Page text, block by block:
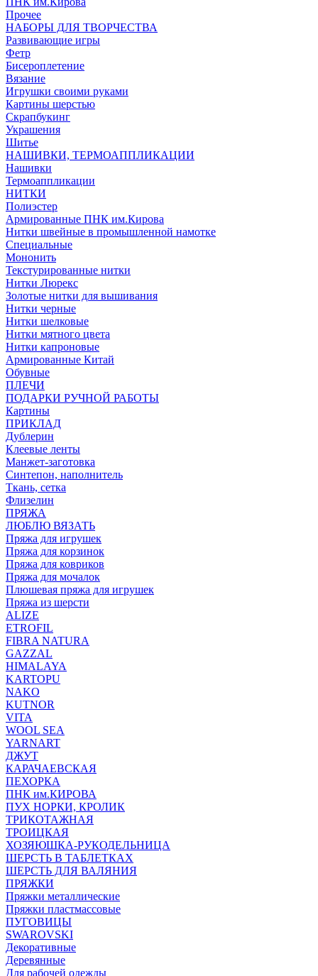
Прочее
НАБОРЫ ДЛЯ ТВОРЧЕСТВА
Развивающие игры
Фетр
Бисероплетение
Вязание
Игрушки своими руками
Картины шерстью
Скрапбукинг
Украшения
Шитье
НАШИВКИ, ТЕРМОАППЛИКАЦИИ
Нашивки
Термоаппликации
НИТКИ
Полиэстер
Армированные ПНК им.Кирова
Нитки швейные в промышленной намотке
Специальные
Мононить
Текстурированные нитки
Нитки Люрекс
Золотые нитки для вышивания
Нитки черные
Нитки шелковые
Нитки мятного цвета
Нитки капроновые
Армированные Китай
Обувные
ПЛЕЧИ
ПОДАРКИ РУЧНОЙ РАБОТЫ
Картины
ПРИКЛАД
Дублерин
Клеевые ленты
Манжет-заготовка
Синтепон, наполнитель
Ткань, сетка
Флизелин
ПРЯЖА
ЛЮБЛЮ ВЯЗАТЬ
Пряжа для игрушек
Пряжа для корзинок
Пряжа для ковриков
Пряжа для мочалок
Плюшевая пряжа для игрушек
Пряжа из шерсти
ALIZE
ETROFIL
FIBRA NATURA
GAZZAL
HIMALAYA
KARTOPU
NAKO
KUTNOR
VITA
WOOL SEA
YARNART
ДЖУТ
КАРАЧАЕВСКАЯ
ПЕХОРКА
ПНК им.КИРОВА
ПУХ НОРКИ, КРОЛИК
ТРИКОТАЖНАЯ
ТРОИЦКАЯ
ХОЗЯЮШКА-РУКОДЕЛЬНИЦА
ШЕРСТЬ В ТАБЛЕТКАХ
ШЕРСТЬ ДЛЯ ВАЛЯНИЯ
ПРЯЖКИ
Пряжки металлические
Пряжки пластмассовые
ПУГОВИЦЫ
SWAROVSKI
Декоративные
Деревянные
Для рабочей одежды